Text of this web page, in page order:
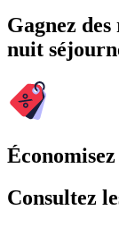
Gagnez
nuit
Consultez